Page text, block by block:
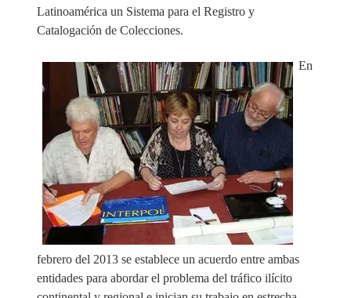
Latinoamérica un Sistema para el Registro y
Catalogación de Colecciones.
En
febrero del 2013 se establece un acuerdo entre ambas
entidades para abordar el problema del tráfico ilícito